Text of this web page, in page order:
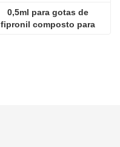
0,5ml para gotas de
fipronil composto para